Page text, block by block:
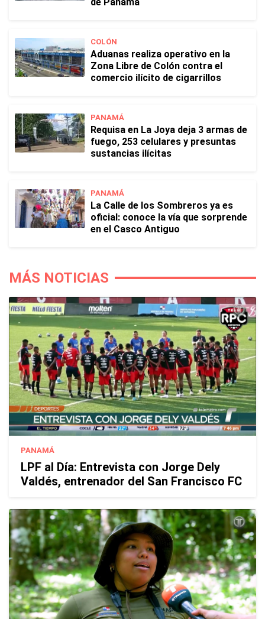
COLÓN
Aduanas realiza operativo en la
Zona Libre de Colón contra el
comercio ilícito de cigarrillos
PANAMÁ
Requisa en La Joya deja 3 armas de
fuego, 253 celulares y presuntas
sustancias ilícitas
PANAMÁ
La Calle de los Sombreros ya es
oficial: conoce la vía que sorprende
en el Casco Antiguo
MÁS NOTICIAS
PANAMÁ
LPF al Día: Entrevista con Jorge Dely
Valdés, entrenador del San Francisco FC